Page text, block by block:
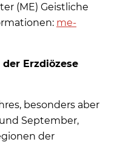
(ME) Geistliche
me-
Erzdiözese
besonders aber
September,
der